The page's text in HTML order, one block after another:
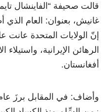
قالت صحيفة “الفاينشال
غانيش، بعنوان: العام الذي
الرهائن الإيرانية،
أفغانستان.